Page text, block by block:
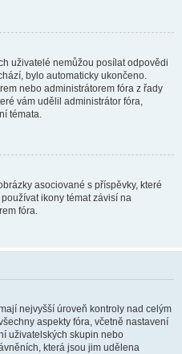
uživatelé nemůžou posílat odpovědi
bylo automaticky ukončeno.
nebo administrátorem fóra z řady
vám udělil administrátor fóra,
témata.
asociované s příspěvky, které
ikony témat závisí na
fóra.
nejvyšší úroveň kontroly nad celým
aspekty fóra, včetně nastavení
uživatelských skupin nebo
která jsou jim udělena